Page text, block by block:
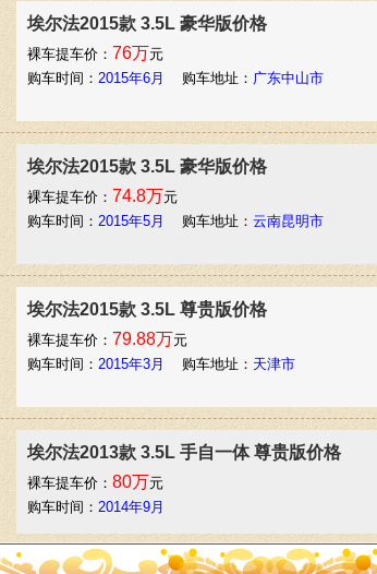
埃尔法2015款 3.5L 豪华版价格
裸车提车价： 76万元
购车时间： 2015年6月 购车地址： 广东中山市
埃尔法2015款 3.5L 豪华版价格
裸车提车价： 74.8万元
购车时间： 2015年5月 购车地址： 云南昆明市
埃尔法2015款 3.5L 尊贵版价格
裸车提车价： 79.88万元
购车时间： 2015年3月 购车地址： 天津市
埃尔法2013款 3.5L 手自一体 尊贵版价格
裸车提车价： 80万元
购车时间： 2014年9月